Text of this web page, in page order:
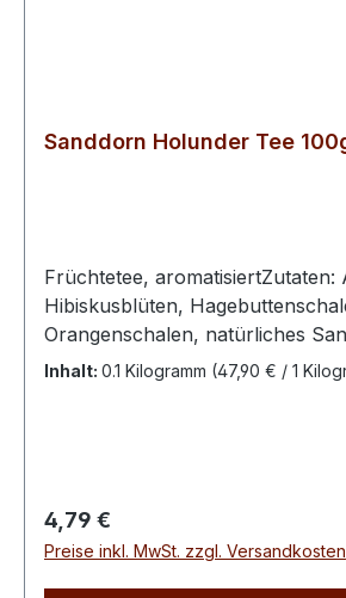
Sanddorn Holunder Tee
Früchtetee, aromatisiertZutaten:
Hibiskusblüten,
Orangenschalen, natürliches
Sanddorn - beeren,
Inhalt: 0.1 Kilogramm (47,90 € / 1
Regulärer Preis:
4,79 €
Preise inkl. MwSt. zzgl. Versandkosten